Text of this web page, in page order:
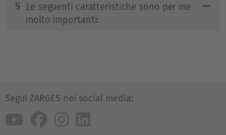
Le seguenti caratteristiche sono per me
molto importanti:
Segui ZARGES nei social media: